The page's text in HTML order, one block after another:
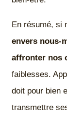
En résumé, si
envers nous-
affronter nos
faiblesses.
doit pour bien
transmettre